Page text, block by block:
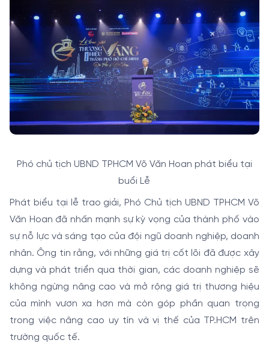
Phó chủ tịch UBND TPHCM Võ Văn Hoan phát biểu tại
buổi Lễ
Phát biểu tại lễ trao giải, Phó Chủ tịch UBND TPHCM Võ
Văn Hoan đã nhấn mạnh sự kỳ vọng của thành phố vào
sự nỗ lực và sáng tạo của đội ngũ doanh nghiệp, doanh
nhân. Ông tin rằng, với những giá trị cốt lõi đã được xây
dựng và phát triển qua thời gian, các doanh nghiệp sẽ
không ngừng nâng cao và mở rộng giá trị thương hiệu
của mình vươn xa hơn mà còn góp phần quan trọng
trong việc nâng cao uy tín và vị thế của TP.HCM trên
trường quốc tế.